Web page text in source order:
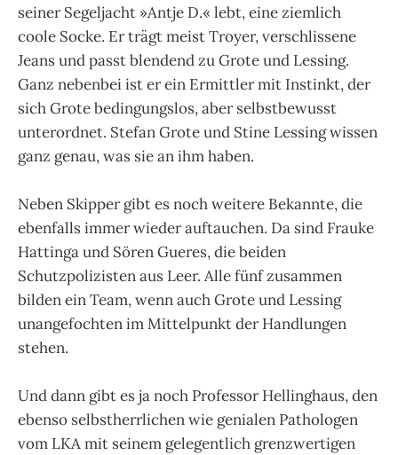
seiner Segeljacht »Antje D.« lebt, eine ziemlich
coole Socke. Er trägt meist Troyer, verschlissene
Jeans und passt blendend zu Grote und Lessing.
Ganz nebenbei ist er ein Ermittler mit Instinkt, der
sich Grote bedingungslos, aber selbstbewusst
unterordnet. Stefan Grote und Stine Lessing wissen
ganz genau, was sie an ihm haben.
Neben Skipper gibt es noch weitere Bekannte, die
ebenfalls immer wieder auftauchen. Da sind Frauke
Hattinga und Sören Gueres, die beiden
Schutzpolizisten aus Leer. Alle fünf zusammen
bilden ein Team, wenn auch Grote und Lessing
unangefochten im Mittelpunkt der Handlungen
stehen.
Und dann gibt es ja noch Professor Hellinghaus, den
ebenso selbstherrlichen wie genialen Pathologen
vom LKA mit seinem gelegentlich grenzwertigen